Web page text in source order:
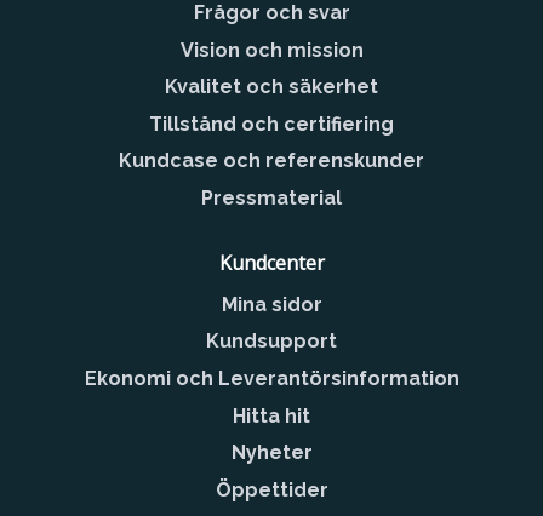
Frågor och svar
Vision och mission
Kvalitet och säkerhet
Tillstånd och certifiering
Kundcase och referenskunder
Pressmaterial
Kundcenter
Mina sidor
Kundsupport
Ekonomi och Leverantörsinformation
Hitta hit
Nyheter
Öppettider